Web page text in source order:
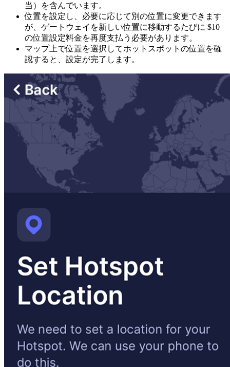
当）を含んでいます。
位置を設定し、必要に応じて別の位置に変更できます
が、ゲートウェイを新しい位置に移動するたびに $10
の位置設定料金を再度支払う必要があります。
マップ上で位置を選択してホットスポットの位置を確
認すると、設定が完了します。